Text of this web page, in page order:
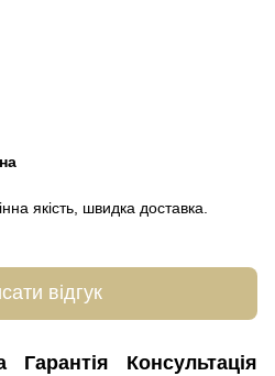
якість, швидка доставка.
відгук
Гарантія Консультація